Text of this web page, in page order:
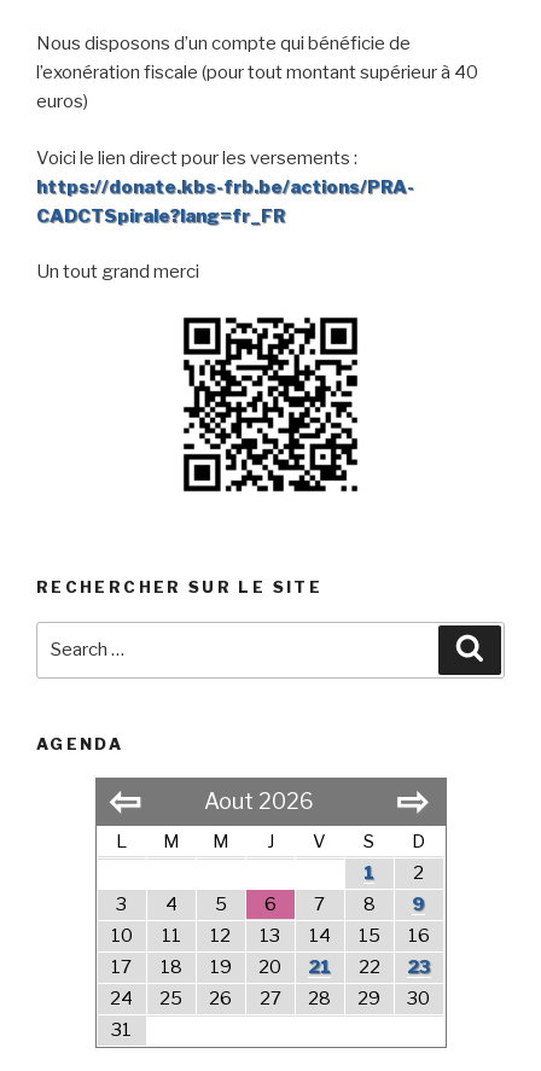
Nous disposons d’un compte qui bénéficie de
l’exonération fiscale (pour tout montant supérieur à 40
euros)
Voici le lien direct pour les versements :
https://donate.kbs-frb.be/actions/PRA-
CADCTSpirale?lang=fr_FR
Un tout grand merci
RECHERCHER SUR LE SITE
AGENDA
⇦ Aout 2026 ⇨
L M M J V S
D
1
2
3
4 5 6 7 8
9
10
11 12 13 14 15
16
17
18 19 20 21 22
23
24
25 26 27 28 29
30
31